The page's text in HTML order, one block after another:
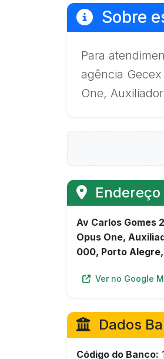
Sobre
Para
agência
One,
Endereço
Av Carlos Gomes
Opus One,
000, Porto Alegre,
Ver no Google
Dados
Código do Banco: